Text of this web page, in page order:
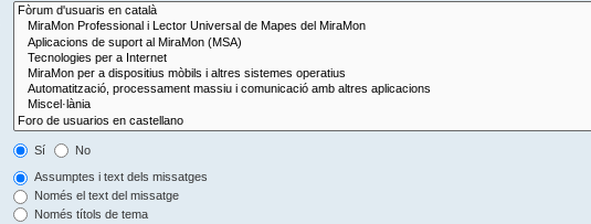
Sí No
Assumptes i text dels missatges
Només el text del missatge
Només títols de tema